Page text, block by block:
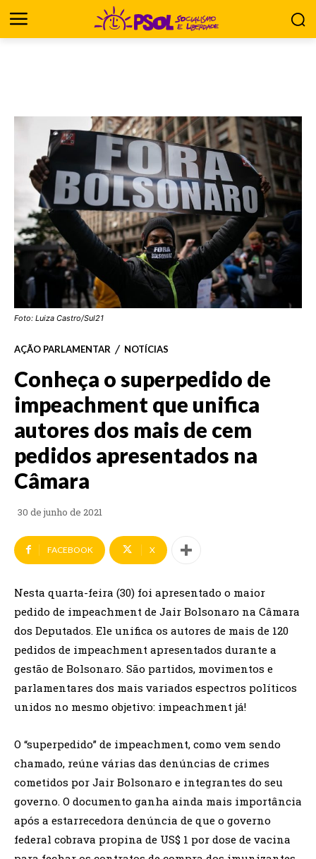
Foto: Luiza Castro/Sul21
AÇÃO PARLAMENTAR NOTÍCIAS
Conheça o superpedido de
impeachment que unifica
autores dos mais de cem
pedidos apresentados na
Câmara
30 de junho de 2021
FACEBOOK X
Nesta quarta-feira (30) foi apresentado o maior
pedido de impeachment de Jair Bolsonaro na Câmara
dos Deputados. Ele unifica os autores de mais de 120
pedidos de impeachment apresentados durante a
gestão de Bolsonaro. São partidos, movimentos e
parlamentares dos mais variados espectros políticos
unidos no mesmo objetivo: impeachment já!
O “superpedido” de impeachment, como vem sendo
chamado, reúne várias das denúncias de crimes
cometidos por Jair Bolsonaro e integrantes do seu
governo. O documento ganha ainda mais importância
após a estarrecedora denúncia de que o governo
federal cobrava propina de US$ 1 por dose de vacina